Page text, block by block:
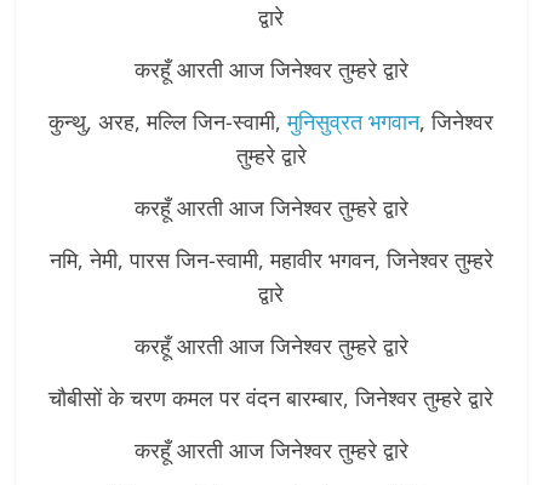
द्वारे
करहूँ आरती आज जिनेश्वर तुम्हरे द्वारे
कुन्थु, अरह, मल्लि जिन-स्वामी,मुनिसुव्रत भगवान, जिनेश्वर
तुम्हरे द्वारे
करहूँ आरती आज जिनेश्वर तुम्हरे द्वारे
नमि, नेमी, पारस जिन-स्वामी, महावीर भगवन, जिनेश्वर तुम्हरे
द्वारे
करहूँ आरती आज जिनेश्वर तुम्हरे द्वारे
चौबीसों के चरण कमल पर वंदन बारम्बार, जिनेश्वर तुम्हरे द्वारे
करहूँ आरती आज जिनेश्वर तुम्हरे द्वारे